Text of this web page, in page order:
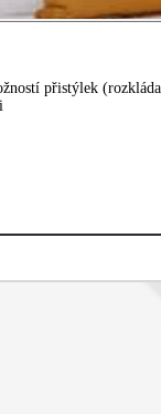
přistýlek